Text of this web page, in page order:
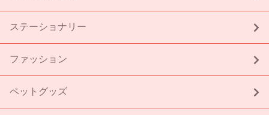
ステーショナリー
ファッション
ペットグッズ